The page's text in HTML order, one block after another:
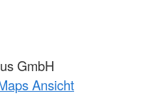
GmbH
Ansicht